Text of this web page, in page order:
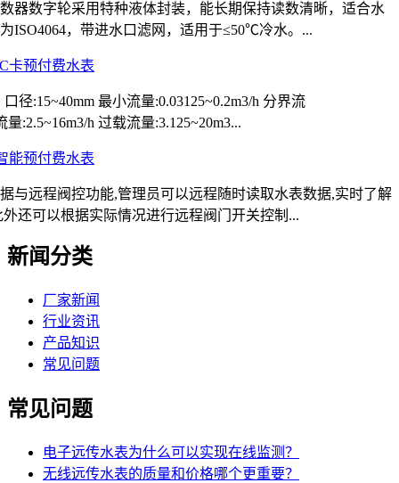
器数字轮采用特种液体封装，能长期保持读数清晰，适合水
ISO4064，带进水口滤网，适用于≤50℃冷水。...
卡预付费水表
径:15~40mm 最小流量:0.03125~0.2m3/h 分界流
量:2.5~16m3/h 过载流量:3.125~20m3...
能预付费水表
与远程阀控功能,管理员可以远程随时读取水表数据,实时了解
还可以根据实际情况进行远程阀门开关控制...
新闻分类
厂家新闻
行业资讯
产品知识
常见问题
常见问题
电子远传水表为什么可以实现在线监测？
无线远传水表的质量和价格哪个更重要？